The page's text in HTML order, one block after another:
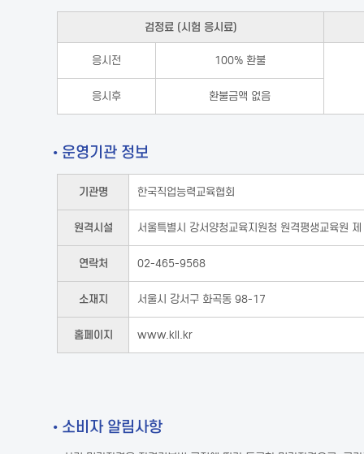
검정료 (시험 응시료)
응시전 100% 환불
응시후 환불금액 없음
• 운영기관 정보
기관명 한국직업능력교육협회
원격시설 서울특별시 강서양청교육지원청 원격평생교육원
연락처 02-465-9568
소재지 서울시 강서구 화곡동 98-17
홈페이지 www.kll.kr
• 소비자 알림사항